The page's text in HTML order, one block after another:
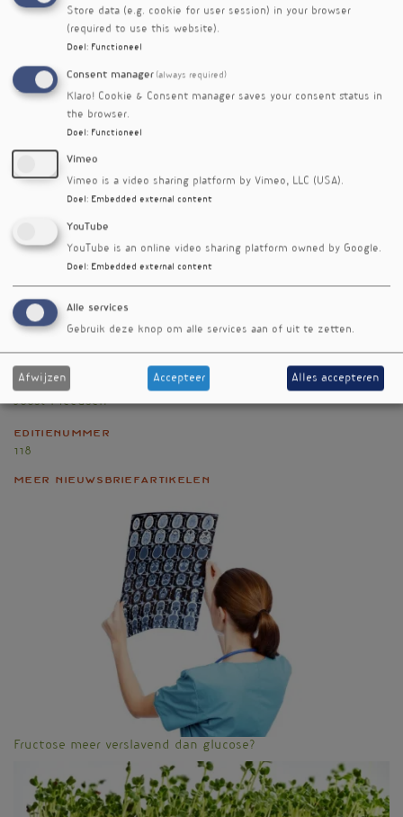
de microbiota van het zaadvocht te
ondersteunen. Gadnerella is een ander genus
De microbiota van de onvruchtbare mannen
vielen veeleer onder de twee andere
categorieën. Het genus dat onvruchtbaarheid
het best leek te voorspellen, was
Referenties
Weng SL, Chiu CM, Lin FM et al. Bacterial communities
in semen from men of infertile couples: metagenomic
sequencing reveals relationships of seminal microbiota to
semen quality. PLoS One. 2014 Oct 23;9(10):e110152
Nieuwsbriefartikel
Rubriek
Onderzoek
Auteur
Joost Meeusen
Editienummer
118
Meer nieuwsbriefartikelen
Fructose meer verslavend dan glucose?
Store data (e.g. cookie for user session) in your browser
(required to use this website).
Doel : Functioneel
Consent manager (always required)
Klaro! Cookie & Consent manager saves your consent status in
the browser.
Doel : Functioneel
Vimeo
Vimeo is a video sharing platform by Vimeo, LLC (USA).
Doel : Embedded external content
YouTube
YouTube is an online video sharing platform owned by Google.
Doel : Embedded external content
Alle services
Gebruik deze knop om alle services aan of uit te zetten.
Afwijzen Accepteer Alles accepteren